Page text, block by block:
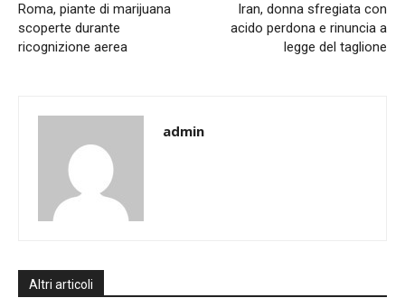
Roma, piante di marijuana
scoperte durante
ricognizione aerea
Iran, donna sfregiata con
acido perdona e rinuncia a
legge del taglione
admin
Altri articoli